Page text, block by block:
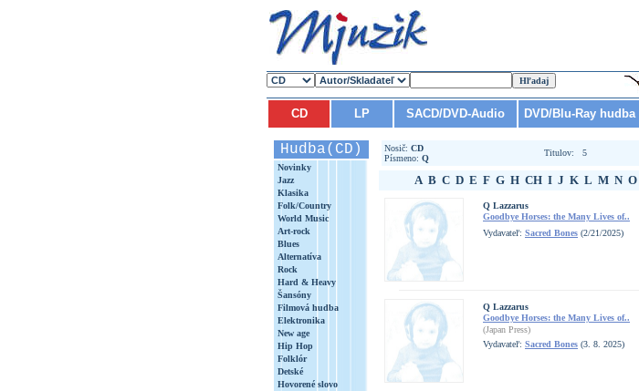
CD LP SACD/DVD-Audio DVD/Blu-Ray hudba
Hudba(CD)
Novinky
Jazz
Klasika
Folk/Country
World Music
Art-rock
Blues
Alternatíva
Rock
Hard & Heavy
Šansóny
Filmová hudba
Elektronika
New age
Hip Hop
Folklór
Detské
Hovorené slovo
Nosič: CD
Písmeno: Q
Titulov: 5
A B C D E F G H CH I J K L M N O
Q Lazzarus
Goodbye Horses: the Many Lives of..
Vydavateľ: Sacred Bones (2/21/2025)
Q Lazzarus
Goodbye Horses: the Many Lives of..
(Japan Press)
Vydavateľ: Sacred Bones (3. 8. 2025)